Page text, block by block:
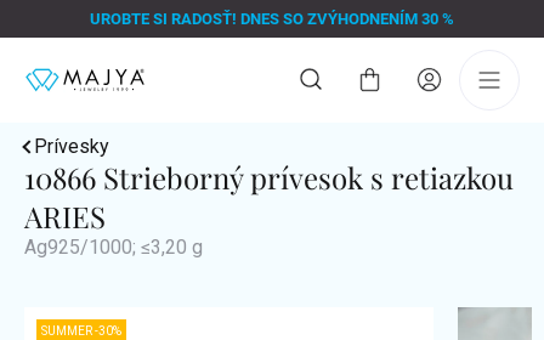
na
UROBTE SI RADOSŤ! DNES SO ZVÝHODNENÍM 30 %
Nákupný
Prívesky
10866 Strieborný prívesok s retiazkou
ARIES
Ag925/1000; ≤3,20 g
SUMMER -30%